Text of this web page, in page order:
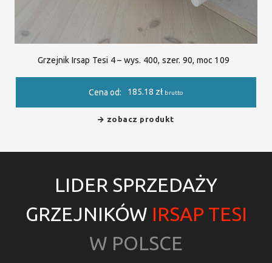
Grzejnik Irsap Tesi 4 – wys. 400, szer. 90, moc 109
Cena od: 185.18 zł brutto
zobacz produkt
LIDER SPRZEDAŻY
GRZEJNIKÓW IRSAP TESI
W POLSCE